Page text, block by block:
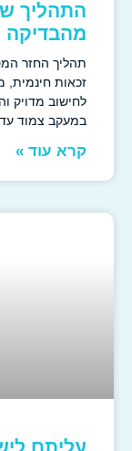
התהליך
מהבדיקה
תהליך החזר המס
זכאות חינמית,
לחישוב מדויק
במעקב צמוד עד
קרא עוד »